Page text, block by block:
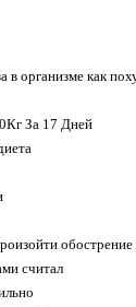
организме как
За 17 Дней
считал